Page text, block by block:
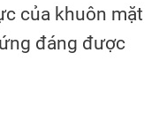
của khuôn mặt
đáng được